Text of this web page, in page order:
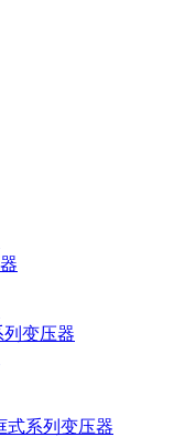
列变压器
式系列变压器